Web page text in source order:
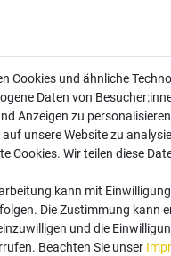
Cookies und ähnliche
Daten von
Anzeigen zu
unsere Website zu
Cookies. Wir teilen diese
kann mit
Die Zustimmung kann
und die
Beachten Sie unser